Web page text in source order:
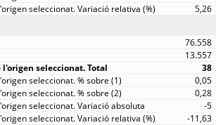
5,26
76.558
13.557
38
0,05
0,28
-5
-11,63